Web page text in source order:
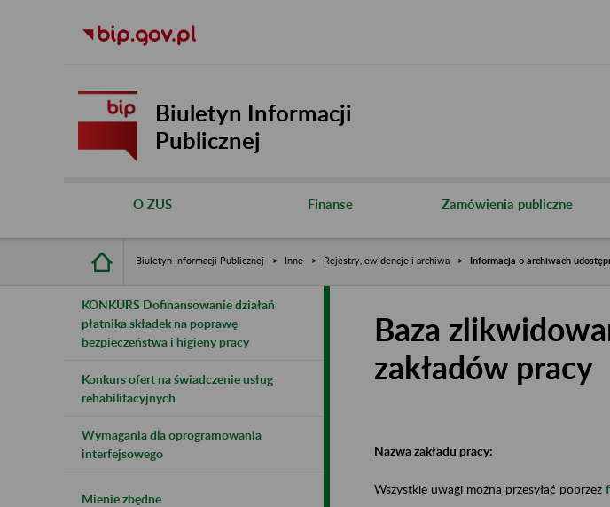
Biuletyn Informacji
Publicznej
O ZUS Finanse Zamówienia publiczne
Biuletyn Informacji Publicznej Inne Rejestry, ewidencje i archiwa Informacja o archiwach
KONKURS Dofinansowanie działań
płatnika składek na poprawę
bezpieczeństwa i higieny pracy
Konkurs ofert na świadczenie usług
rehabilitacyjnych
Wymagania dla oprogramowania
interfejsowego
Mienie zbędne
Baza
zakładów pracy
Nazwa zakładu pracy:
Wszystkie uwagi można przesyłać poprzez